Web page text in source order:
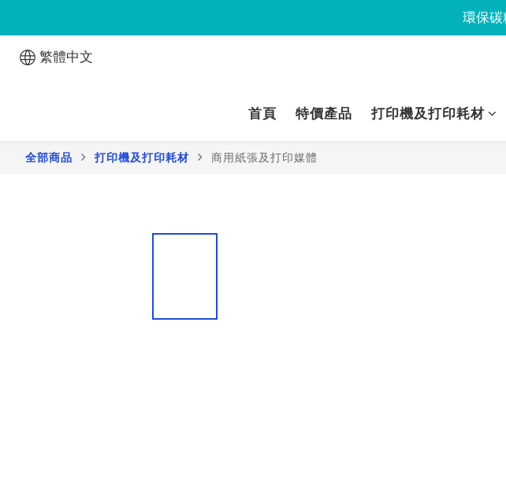
Jabra會議設
環保
繁體中文
首頁 特價產品 打印機及打印耗材
全部商品 打印機及打印耗材 商用紙張及打印媒體